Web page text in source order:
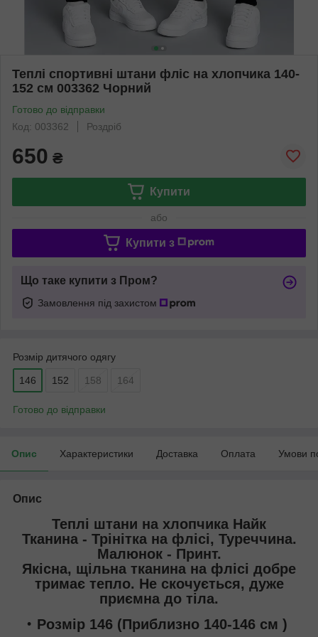
Теплі спортивні штани фліс на хлопчика 140-
152 см 003362 Чорний
Готово до відправки
Код: 003362
Роздріб
650 ₴
Купити
або
Купити з
Що таке купити з Пром?
Замовлення під захистом
Розмір дитячого одягу
146 152 158 164
Готово до відправки
Опис Характеристики Доставка Оплата Умови
Опис
Теплі штани на хлопчика Найк
Тканина - Трінітка на флісі, Туреччина.
Малюнок - Принт.
Якісна, щільна тканина на флісі добре
тримає тепло. Не скочується, дуже
приємна до тіла.
Розмір 146 (Приблизно 140-146 см )